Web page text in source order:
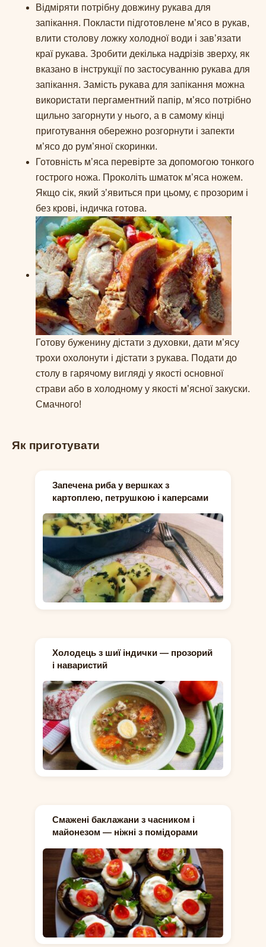
Відміряти потрібну довжину рукава для
запікання. Покласти підготовлене мʼясо в рукав,
влити столову ложку холодної води і завʼязати
краї рукава. Зробити декілька надрізів зверху, як
вказано в інструкції по застосуванню рукава для
запікання. Замість рукава для запікання можна
використати пергаментний папір, мʼясо потрібно
щильно загорнути у нього, а в самому кінці
приготування обережно розгорнути і запекти
мʼясо до румʼяної скоринки.
Готовність мʼяса перевірте за допомогою тонкого
гострого ножа. Проколіть шматок м’яса ножем.
Якщо сік, який зʼявиться при цьому, є прозорим і
без крові, індичка готова.
Готову буженину дістати з духовки, дати мʼясу
трохи охолонути і дістати з рукава. Подати до
столу в гарячому вигляді у якості основної
страви або в холодному у якості мʼясної закуски.
Смачного!
Як приготувати
Запечена риба у вершках з
картоплею, петрушкою і каперсами
Холодець з шиї індички — прозорий
і наваристий
Смажені баклажани з часником і
майонезом — ніжні з помідорами